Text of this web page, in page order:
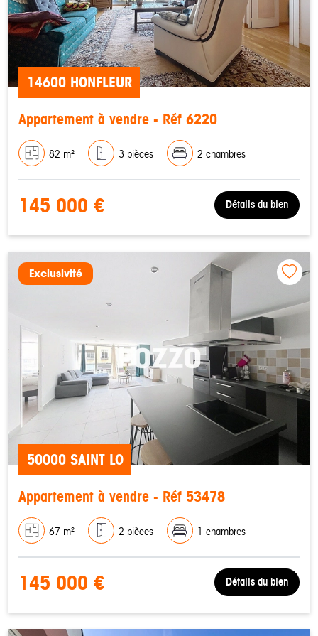
14600 HONFLEUR
Appartement à vendre - Réf 6220
82 m² 3 pièces 2 chambres
145 000 € Détails du bien
Exclusivité
50000 SAINT LO
Appartement à vendre - Réf 53478
67 m² 2 pièces 1 chambres
145 000 € Détails du bien